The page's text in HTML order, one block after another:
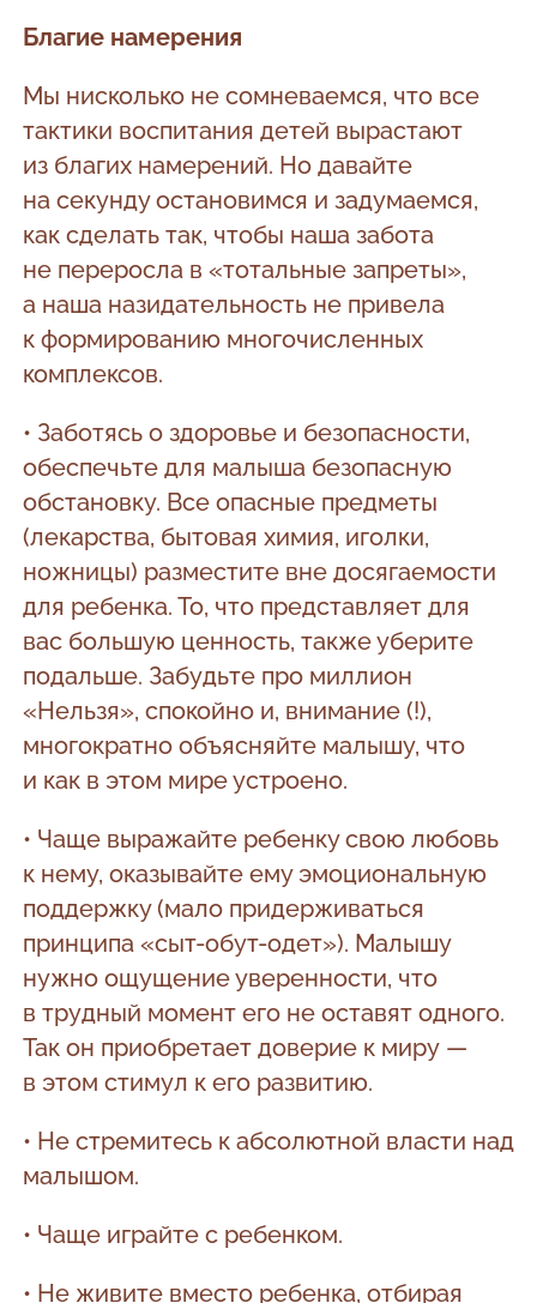
Благие намерения
Мы нисколько не сомневаемся, что все
тактики воспитания детей вырастают
из благих намерений. Но давайте
на секунду остановимся и задумаемся,
как сделать так, чтобы наша забота
не переросла в «тотальные запреты»,
а наша назидательность не привела
к формированию многочисленных
комплексов.
• Заботясь о здоровье и безопасности,
обеспечьте для малыша безопасную
обстановку. Все опасные предметы
(лекарства, бытовая химия, иголки,
ножницы) разместите вне досягаемости
для ребенка. То, что представляет для
вас большую ценность, также уберите
подальше. Забудьте про миллион
«Нельзя», спокойно и, внимание (!),
многократно объясняйте малышу, что
и как в этом мире устроено.
• Чаще выражайте ребенку свою любовь
к нему, оказывайте ему эмоциональную
поддержку (мало придерживаться
принципа «сыт-обут-одет»). Малышу
нужно ощущение уверенности, что
в трудный момент его не оставят одного.
Так он приобретает доверие к миру —
в этом стимул к его развитию.
• Не стремитесь к абсолютной власти над
малышом.
• Чаще играйте с ребенком.
• Не живите вместо ребенка, отбирая